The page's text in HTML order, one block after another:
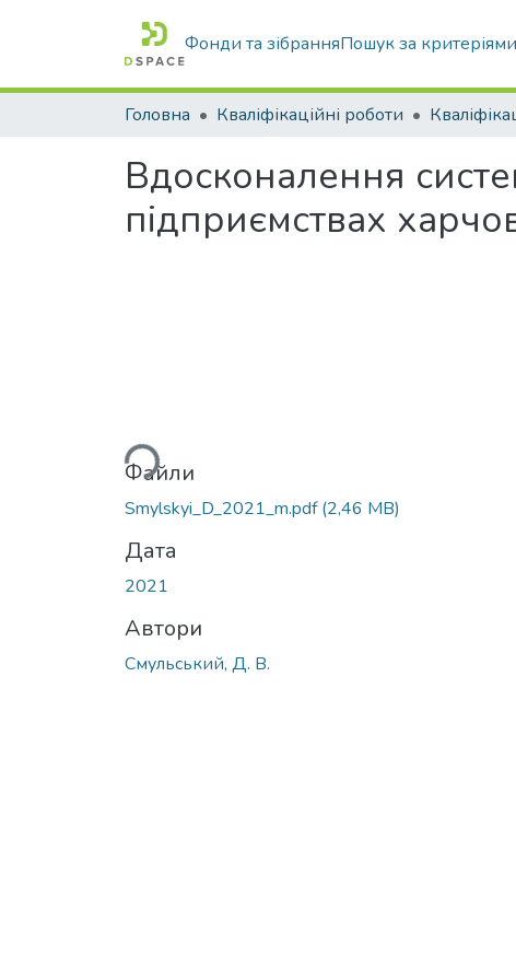
Фонди та зібранняПошук за
Головна Кваліфікаційні роботи
Вдосконалення
підприємствах
Вантажиться...
Файли
Smylskyi_D_2021_m.pdf(2,46 MB)
Дата
2021
Автори
Смульський, Д. В.